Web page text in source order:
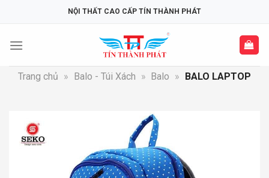
NỘI THẤT CAO CẤP TÍN THÀNH PHÁT
Trang chủ » Balo - Túi Xách » Balo » BALO LAPTOP